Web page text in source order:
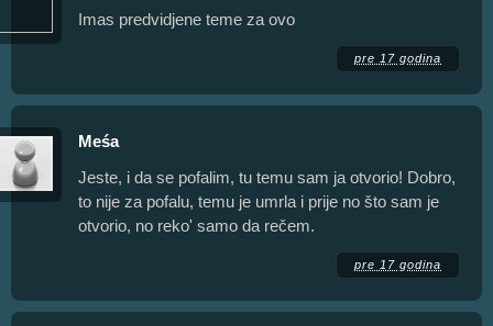
Imas predvidjene teme za ovo
pre 17 godina
Meśa
Jeste, i da se pofalim, tu temu sam ja otvorio! Dobro,
to nije za pofalu, temu je umrla i prije no što sam je
otvorio, no reko' samo da rečem.
pre 17 godina